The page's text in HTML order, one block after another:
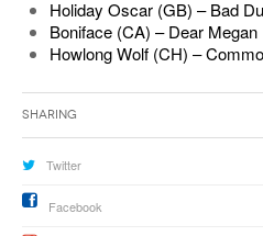
Holiday Oscar (GB) – Bad
Boniface (CA) – Dear Megan
Howlong Wolf (CH) –
Sharing
Twitter
Facebook